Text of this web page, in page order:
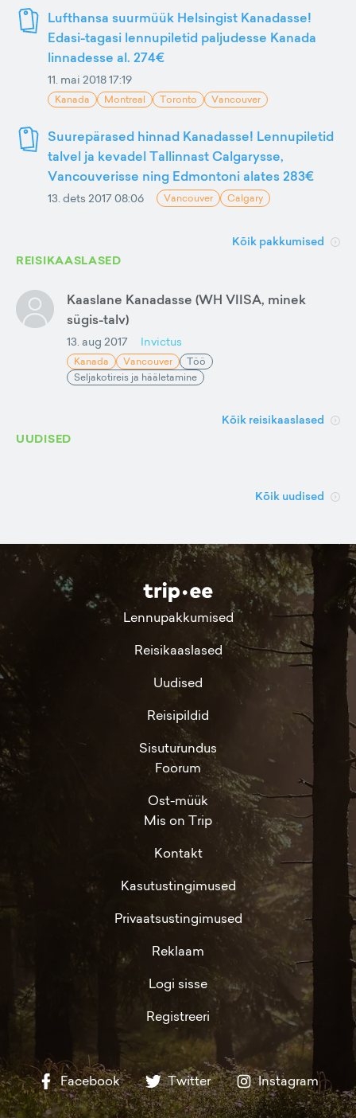
Lufthansa suurmüük Helsingist Kanadasse!
Edasi-tagasi lennupiletid paljudesse Kanada
linnadesse al. 274€
11. mai 2018 17:19
Kanada Montreal Toronto Vancouver
Suurepärased hinnad Kanadasse! Lennupiletid
talvel ja kevadel Tallinnast Calgarysse,
Vancouverisse ning Edmontoni alates 283€
13. dets 2017 08:06 Vancouver Calgary
Kõik pakkumised
REISIKAASLASED
Kaaslane Kanadasse (WH VIISA, minek
sügis-talv)
13. aug 2017 Invictus
Kanada Vancouver
Töö
Seljakotireis ja hääletamine
Kõik reisikaaslased
UUDISED
Kõik uudised
Lennupakkumised
Reisikaaslased
Uudised
Reisipildid
Sisuturundus
Foorum
Ost-müük
Mis on Trip
Kontakt
Kasutustingimused
Privaatsustingimused
Reklaam
Logi sisse
Registreeri
Facebook Twitter Instagram